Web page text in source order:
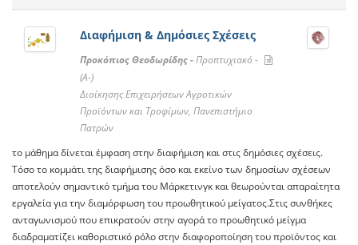
Διαφήμιση & Δημόσιες Σχέσεις
Προκόπιος Θεοδωρίδης -Προπτυχιακό -
(A-)
Διοίκησης Επιχειρήσεων Αγροτικών
Προϊόντων και Τροφίμων, Πανεπιστήμιο
Πατρών
το μάθημα δίνεται έμφαση στην διαφήμιση και στις δημόσιες σχέσεις.
Τόσο το κομμάτι της διαφήμισης όσο και εκείνο των δημοσίων σχέσεων
αποτελούν σημαντικό τμήμα του Μάρκετινγκ και θεωρούνται απαραίτητα
εργαλεία για την διαμόρφωση του προωθητικού μείγατος.Στις συνθήκες
ανταγωνισμού που επικρατούν στην αγορά το προωθητικό μείγμα
διαδραματίζει καθοριστικό ρόλο στην διαφοροποίηση του προϊόντος και